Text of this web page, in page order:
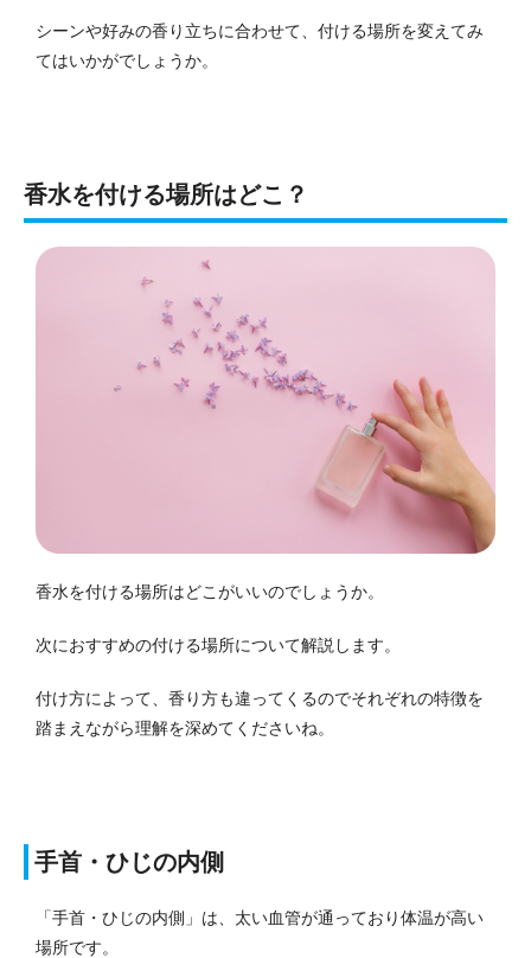
シーンや好みの香り立ちに合わせて、付ける場所を変えてみ
てはいかがでしょうか。
香水を付ける場所はどこ？
香水を付ける場所はどこがいいのでしょうか。
次におすすめの付ける場所について解説します。
付け方によって、香り方も違ってくるのでそれぞれの特徴を
踏まえながら理解を深めてくださいね。
手首・ひじの内側
「手首・ひじの内側」は、太い血管が通っており体温が高い
場所です。